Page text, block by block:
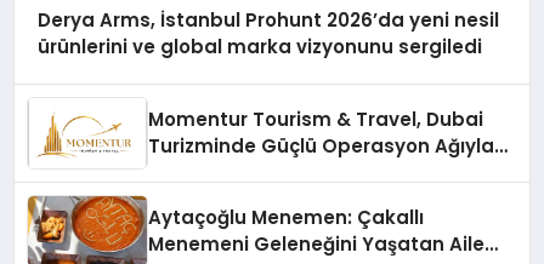
Derya Arms, İstanbul Prohunt 2026’da yeni nesil
ürünlerini ve global marka vizyonunu sergiledi
Momentur Tourism & Travel, Dubai
Turizminde Güçlü Operasyon Ağıyla
Aytaçoğlu Menemen: Çakallı
Menemeni Geleneğini Yaşatan Aile